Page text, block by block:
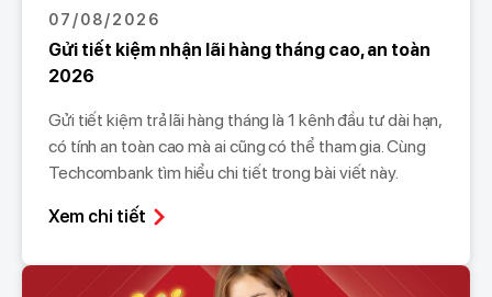
07/08/2026
Gửi tiết kiệm nhận lãi hàng tháng cao, an toàn
2026
Gửi tiết kiệm trả lãi hàng tháng là 1 kênh đầu tư dài hạn,
có tính an toàn cao mà ai cũng có thể tham gia. Cùng
Techcombank tìm hiểu chi tiết trong bài viết này.
Xem chi tiết